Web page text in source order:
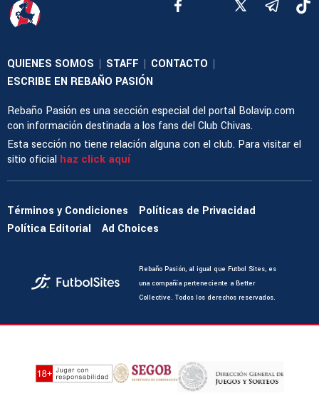
QUIENES SOMOS | STAFF | CONTACTO |
ESCRIBE EN REBAÑO PASIÓN
Rebaño Pasión es una sección especial del portal Bolavip.com
con información destinada a los fans del Club Chivas.
Esta sección no tiene relación alguna con el club. Para visitar el
sitio oficial haz click aquí
Términos y Condiciones
Políticas de Privacidad
Política Editorial
Ad Choices
Rebaño Pasión, al igual que Futbol Sites, es
una compañía perteneciente a Better
Collective. Todos los derechos reservados.